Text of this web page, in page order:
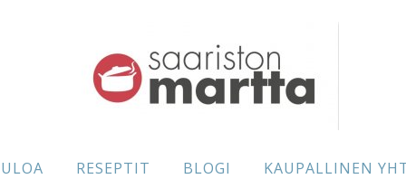
RESEPTIT BLOGI KAUPALLINEN